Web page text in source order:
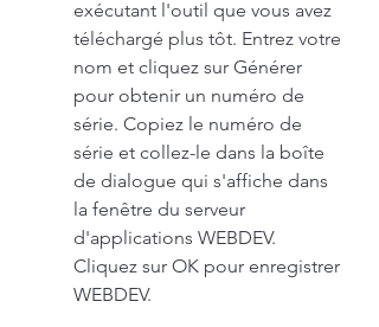
exécutant l'outil que vous avez
téléchargé plus tôt. Entrez votre
nom et cliquez sur Générer
pour obtenir un numéro de
série. Copiez le numéro de
série et collez-le dans la boîte
de dialogue qui s'affiche dans
la fenêtre du serveur
d'applications WEBDEV.
Cliquez sur OK pour enregistrer
WEBDEV.